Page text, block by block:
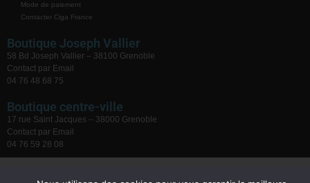
Mode de paiement
Contacter Ciga France
Boutique Joseph Vallier
58 Bd Joseph Vallier – 38100 Grenoble
Contact par Email
04 76 48 68 75
Boutique centre-ville
17 rue Saint Jacques – 38000 Grenoble
Contact par Email
04 76 59 28 08